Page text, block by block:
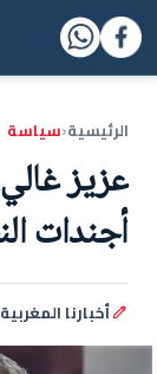
الرئيسية‹سياسة
عزيز
أجندات
أخبارنا